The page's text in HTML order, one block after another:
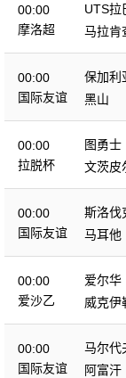
00:00
摩洛超
UTS拉
马拉肯
00:00
国际友谊
保加利
黑山
00:00
拉脱杯
图勇士
文茨皮
00:00
国际友谊
斯洛伐
马耳他
00:00
爱沙乙
爱尔华
威克伊
00:00
国际友谊
马尔代
阿富汗